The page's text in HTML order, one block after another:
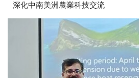
深化中南美洲農業科技交流